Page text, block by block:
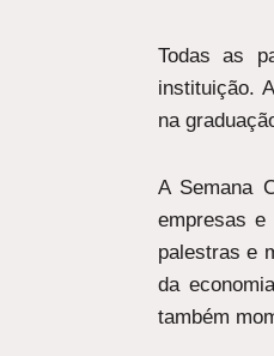
Todas as
instituição.
na
A Semana
empresas
palestras e
da
também